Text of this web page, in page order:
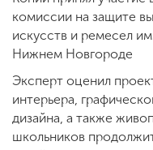
комиссии на защите
искусств и ремесел
Нижнем Новгороде
Эксперт оценил
интерьера,
дизайна, а также
школьников